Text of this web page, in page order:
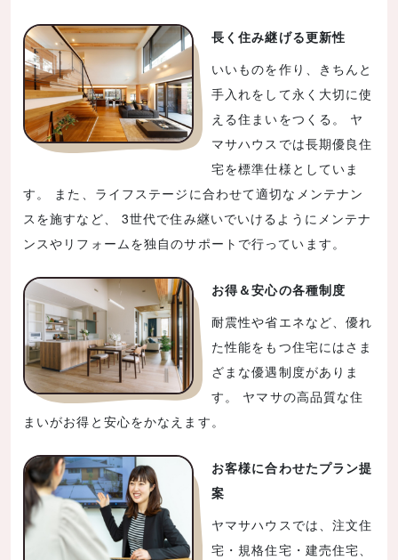
長く住み継げる更新性
いいものを作り、きちんと
手入れをして永く大切に使
える住まいをつくる。 ヤ
マサハウスでは長期優良住
宅を標準仕様としていま
す。 また、ライフステージに合わせて適切なメンテナン
スを施すなど、 3世代で住み継いでいけるようにメンテナ
ンスやリフォームを独自のサポートで行っています。
お得＆安心の各種制度
耐震性や省エネなど、優れ
た性能をもつ住宅にはさま
ざまな優遇制度がありま
す。 ヤマサの高品質な住
まいがお得と安心をかなえます。
お客様に合わせたプラン提
案
ヤマサハウスでは、注文住
宅・規格住宅・建売住宅、